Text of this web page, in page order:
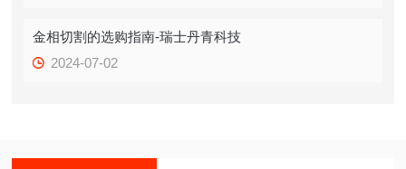
金相切割的选购指南-瑞士丹青科技
2024-07-02